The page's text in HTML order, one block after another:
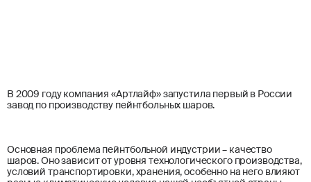
В 2009 году компания «Артлайф» запустила первый в России
завод по производству пейнтбольных шаров.
Основная проблема пейнтбольной индустрии – качество
шаров. Оно зависит от уровня технологического производства,
условий транспортировки, хранения, особенно на него влияют